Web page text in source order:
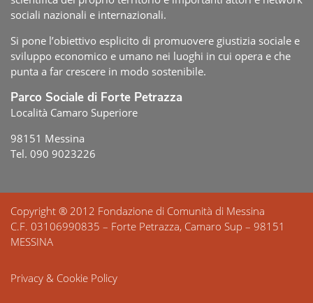
sociali nazionali e internazionali.
Si pone l’obiettivo esplicito di promuovere giustizia sociale e
sviluppo economico e umano nei luoghi in cui opera e che
punta a far crescere in modo sostenibile.
Parco Sociale di Forte Petrazza
Località Camaro Superiore
98151 Messina
Tel. 090 9023226
Copyright ® 2012 Fondazione di Comunità di Messina
C.F. 03106990835 – Forte Petrazza, Camaro Sup – 98151
MESSINA
Privacy & Cookie Policy